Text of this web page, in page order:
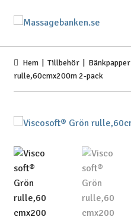
Hoppa
Hoppa
Hem |Tillbehör Bänkpapper
rulle,60cmx200m 2-pack